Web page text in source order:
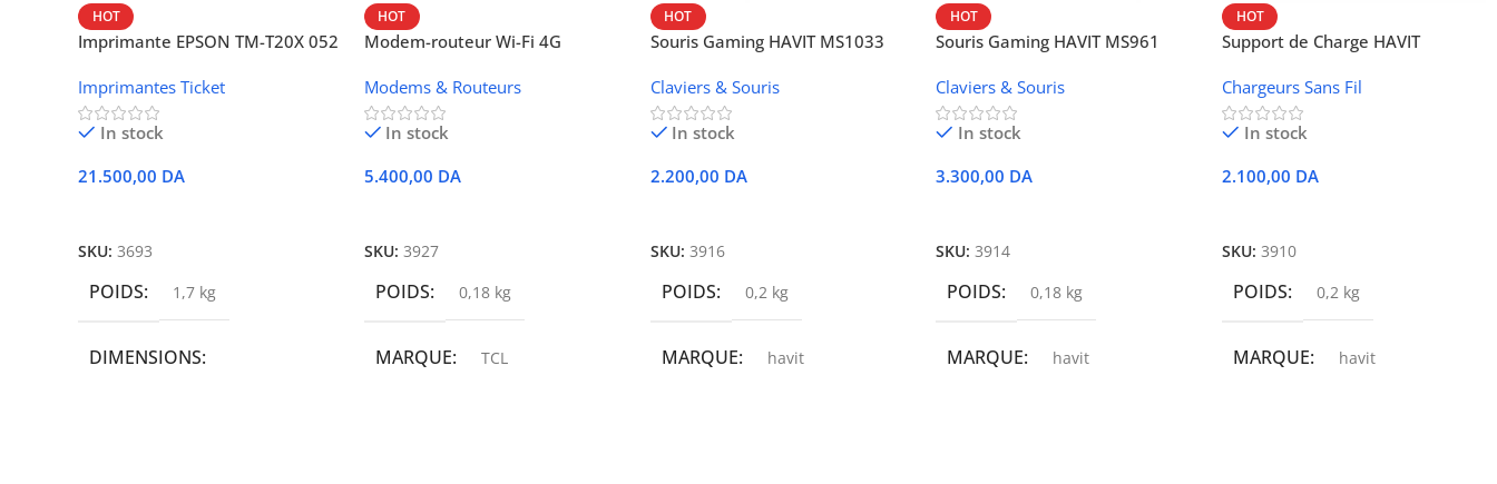
HOT
Imprimante EPSON TM-T20X 052
Imprimantes Ticket
In stock
21.500,00 DA
SKU: 3693
POIDS 1,7 kg
DIMENSIONS
HOT
Modem-routeur Wi-Fi 4G
Modems & Routeurs
In stock
5.400,00 DA
SKU: 3927
POIDS 0,18 kg
MARQUE TCL
HOT
Souris Gaming HAVIT MS1033
Claviers & Souris
In stock
2.200,00 DA
SKU: 3916
POIDS 0,2 kg
MARQUE havit
HOT
Souris Gaming HAVIT MS961
Claviers & Souris
In stock
3.300,00 DA
SKU:3914
POIDS 0,18 kg
MARQUE havit
HOT
Support de Charge HAVIT
Chargeurs Sans Fil
In stock
2.100,00 DA
SKU:3910
POIDS 0,2 kg
MARQUE havit